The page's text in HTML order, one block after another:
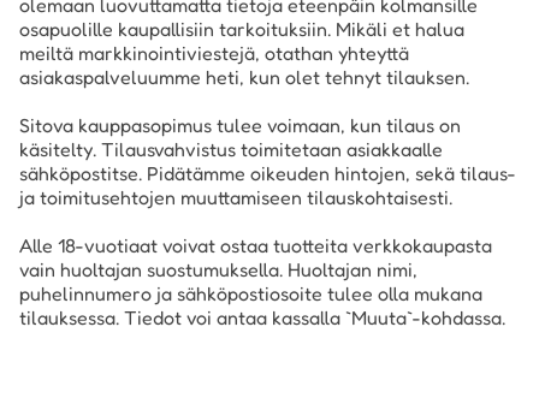
olemaan luovuttamatta tietoja eteenpäin kolmansille
osapuolille kaupallisiin tarkoituksiin. Mikäli et halua
meiltä markkinointiviestejä, otathan yhteyttä
asiakaspalveluumme heti, kun olet tehnyt tilauksen.
Sitova kauppasopimus tulee voimaan, kun tilaus on
käsitelty. Tilausvahvistus toimitetaan asiakkaalle
sähköpostitse. Pidätämme oikeuden hintojen, sekä tilaus-
ja toimitusehtojen muuttamiseen tilauskohtaisesti.
Alle 18-vuotiaat voivat ostaa tuotteita verkkokaupasta
vain huoltajan suostumuksella. Huoltajan nimi,
puhelinnumero ja sähköpostiosoite tulee olla mukana
tilauksessa. Tiedot voi antaa kassalla `Muuta`-kohdassa.